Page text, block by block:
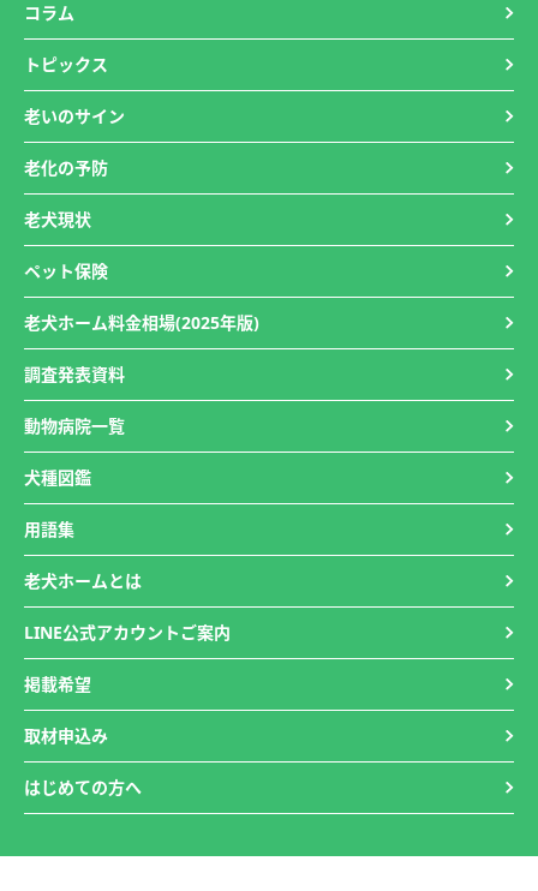
コラム
トピックス
老いのサイン
老化の予防
老犬現状
ペット保険
老犬ホーム料金相場(2025年版)
調査発表資料
動物病院一覧
犬種図鑑
用語集
老犬ホームとは
LINE公式アカウントご案内
掲載希望
取材申込み
はじめての方へ